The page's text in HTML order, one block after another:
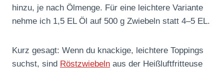
hinzu, je nach Ölmenge. Für eine leichtere Variante
nehme ich 1,5 EL Öl auf 500 g Zwiebeln statt 4–5 EL.
Kurz gesagt: Wenn du knackige, leichtere Toppings
suchst, sind Röstzwiebeln aus der Heißluftfritteuse